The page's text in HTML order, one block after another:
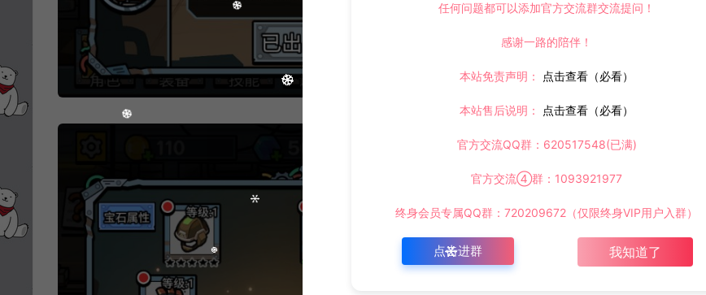
任何问题都可以添加官方交流群交流提问！
感谢一路的陪伴！
本站免责声明： 点击查看（必看）
本站售后说明： 点击查看（必看）
官方交流QQ群：620517548(已满)
官方交流④群：1093921977
终身会员专属QQ群：720209672（仅限终身VIP用户入群）
点击进群 我知道了